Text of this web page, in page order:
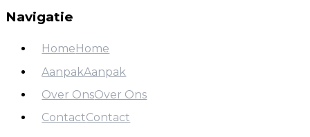
Match-Arbo
Navigatie
Home
Home
Home
Aanpak
Aanpak
Aanpak
Over Ons
Over Ons
Over Ons
ContactContact